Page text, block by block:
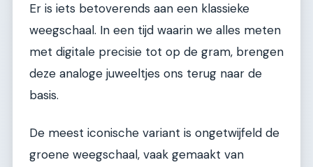
Er is iets betoverends aan een klassieke
weegschaal. In een tijd waarin we alles meten
met digitale precisie tot op de gram, brengen
deze analoge juweeltjes ons terug naar de
basis.
De meest iconische variant is ongetwijfeld de
groene weegschaal, vaak gemaakt van